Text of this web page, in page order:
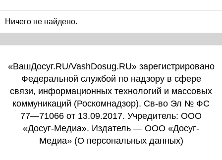
Ничего не найдено.
«ВашДосуг.RU/VashDosug.RU» зарегистрировано
Федеральной службой по надзору в сфере
связи, информационных технологий и массовых
коммуникаций (Роскомнадзор). Св-во Эл № ФС
77—71066 от 13.09.2017. Учредитель: ООО
«Досуг-Медиа». Издатель — ООО «Досуг-
Медиа» (О персональных данных)